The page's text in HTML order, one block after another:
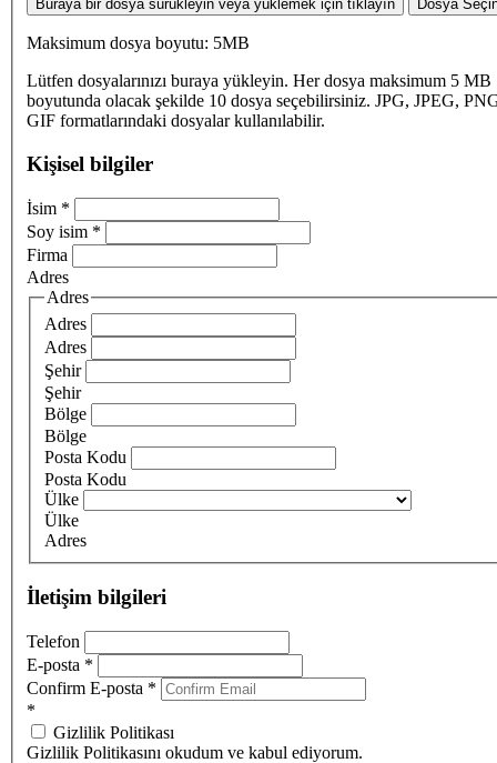
Buraya bir dosya sürükleyin veya yüklemek için tıklayın Dosya
Maksimum dosya boyutu: 5MB
Lütfen dosyalarınızı buraya yükleyin. Her dosya maksimum 5 MB
boyutunda olacak şekilde 10 dosya seçebilirsiniz. JPG, JPEG,
GIF formatlarındaki dosyalar kullanılabilir.
Kişisel bilgiler
İsim *
Soy isim *
Firma
Adres
Adres
Adres
Adres
Şehir
Şehir
Bölge
Bölge
Posta Kodu
Posta Kodu
Ülke
Ülke
Adres
İletişim bilgileri
Telefon
E-posta *
Confirm E-posta *
*
Gizlilik Politikası
Gizlilik Politikasını okudum ve kabul ediyorum.